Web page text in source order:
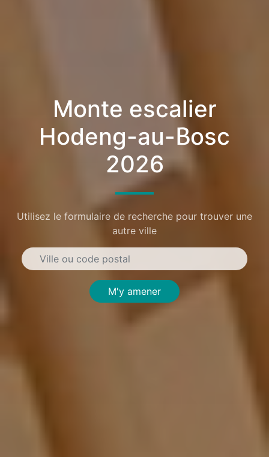
Monte escalier
Hodeng-au-Bosc
2026
Utilisez le formulaire de recherche pour trouver une
autre ville
M'y amener